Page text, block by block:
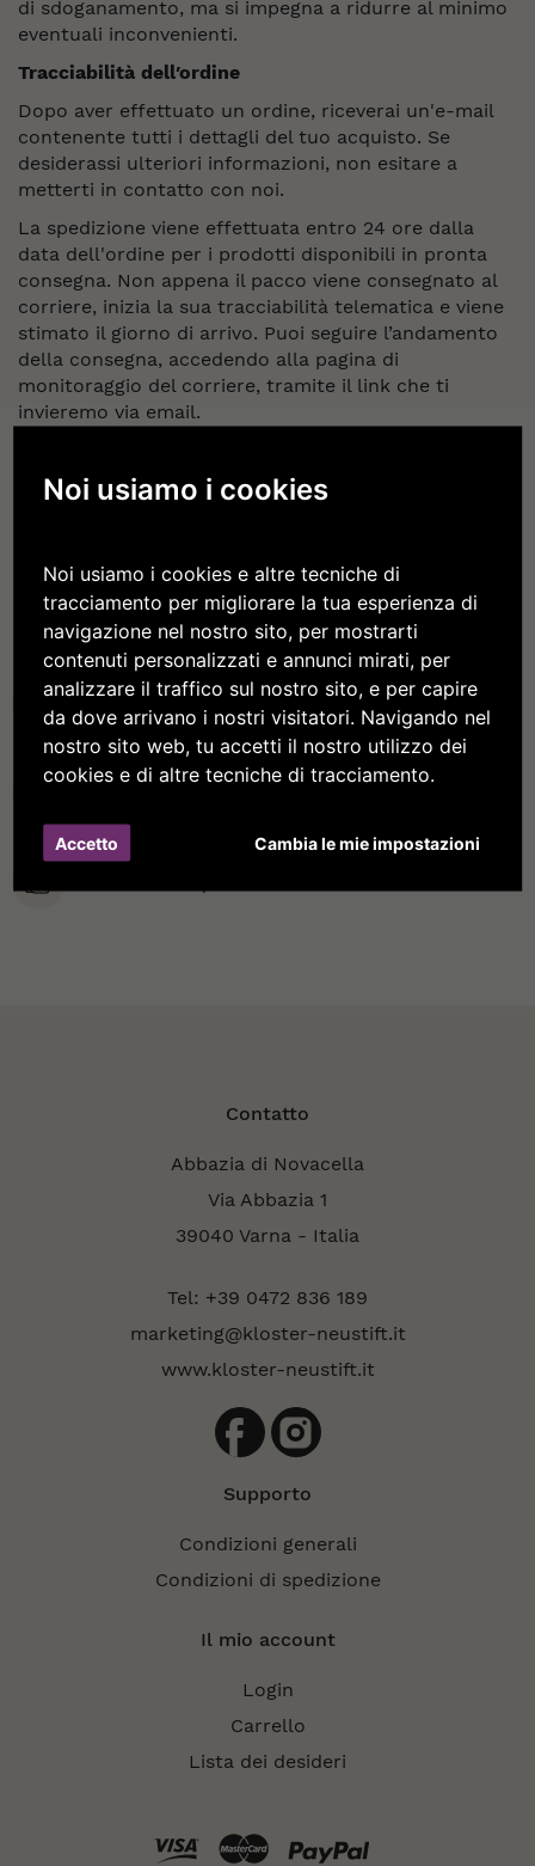
Noi usiamo i cookies
Noi usiamo i cookies e altre tecniche di
tracciamento per migliorare la tua esperienza di
navigazione nel nostro sito, per mostrarti
contenuti personalizzati e annunci mirati, per
analizzare il traffico sul nostro sito, e per capire
da dove arrivano i nostri visitatori. Navigando nel
nostro sito web, tu accetti il nostro utilizzo dei
cookies e di altre tecniche di tracciamento.
Accetto Cambia le mie impostazioni
di sdoganamento, ma si impegna a ridurre al minimo
eventuali inconvenienti.
Tracciabilità dell′ordine
Dopo aver effettuato un ordine, riceverai un'e-mail
contenente tutti i dettagli del tuo acquisto. Se
desiderassi ulteriori informazioni, non esitare a
metterti in contatto con noi.
La spedizione viene effettuata entro 24 ore dalla
data dell'ordine per i prodotti disponibili in pronta
consegna. Non appena il pacco viene consegnato al
corriere, inizia la sua tracciabilità telematica e viene
stimato il giorno di arrivo. Puoi seguire l’andamento
della consegna, accedendo alla pagina di
monitoraggio del corriere, tramite il link che ti
invieremo via email.
Coltivazione sostenibile
Contatto
Abbazia di Novacella
Via Abbazia 1
39040 Varna - Italia
Tel: +39 0472 836 189
marketing@kloster-neustift.it
www.kloster-neustift.it
Supporto
Condizioni generali
Condizioni di spedizione
Il mio account
Login
Carrello
Lista dei desideri